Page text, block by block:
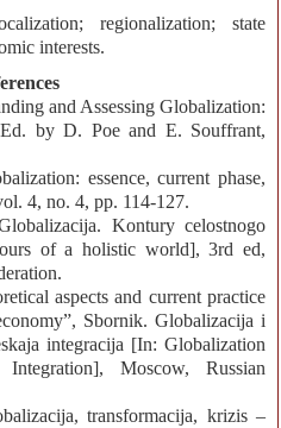
regionalization; state
interests.
and Assessing Globalization:
by D. Poe and E. Souffrant,
essence, current phase,
4, no. 4, pp. 114-127.
Kontury celostnogo
of a holistic world], 3rd ed,
aspects and current practice
Sbornik. Globalizacija i
integracija [In: Globalization
Moscow, Russian
transformacija, krizis –